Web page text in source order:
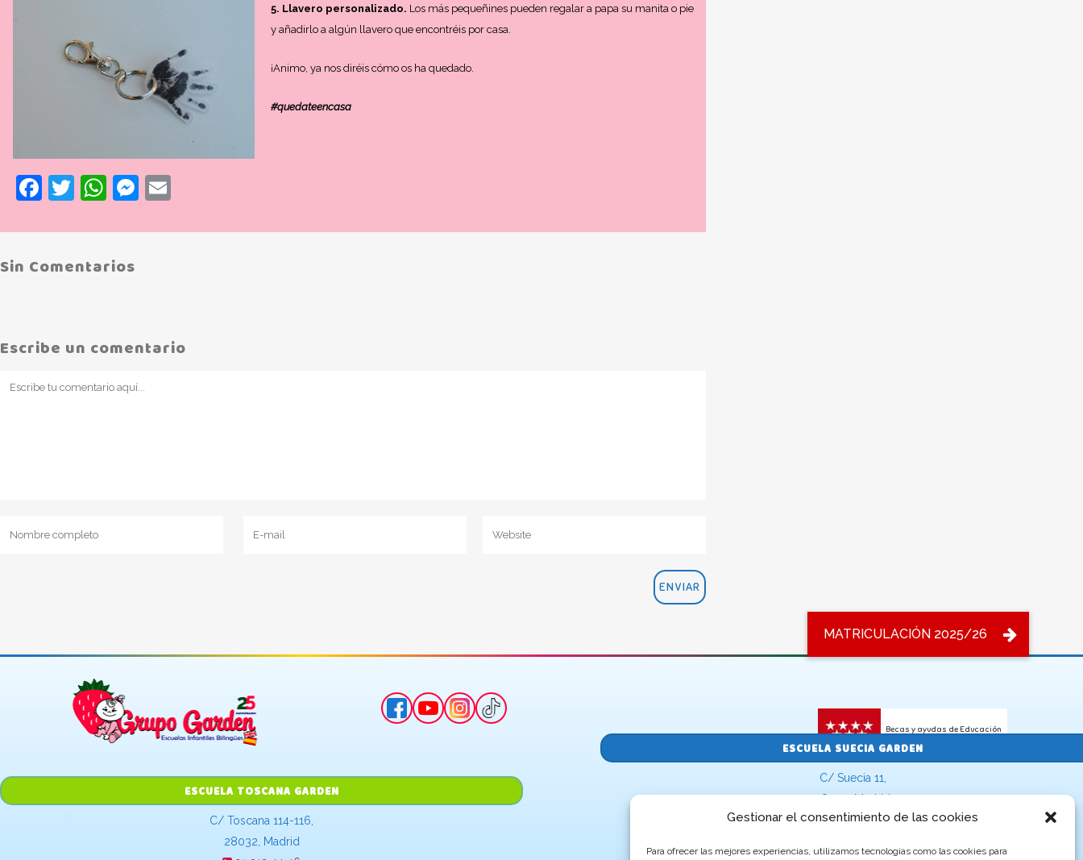
Gestionar el consentimiento de las cookies
Para ofrecer las mejores experiencias, utilizamos tecnologías como las cookies para
5. Llavero personalizado. Los más pequeñines pueden regalar a papa su manita o pie
y añadirlo a algún llavero que encontréis por casa.
¡Animo, ya nos diréis cómo os ha quedado.
#quedateencasa
Facebook
Twitter
WhatsApp
Messenger
Sin Comentarios
Escribe un comentario
ESCUELA TOSCANA GARDEN
C/ Toscana 114-116,
28032, Madrid
ESCUELA SUECIA GARDEN
C/ Suecia 11,
28022, Madrid
91 775 95 57
Becas y ayudas de Educación